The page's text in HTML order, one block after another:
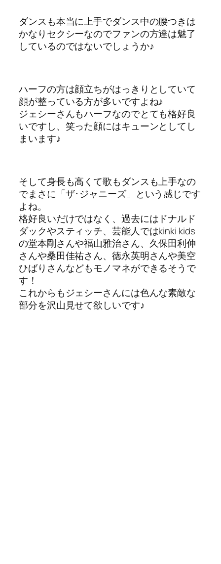
ダンスも本当に上手でダンス中の腰つきは
かなりセクシーなのでファンの方達は魅了
しているのではないでしょうか♪
ハーフの方は顔立ちがはっきりとしていて
顔が整っている方が多いですよね♪
ジェシーさんもハーフなのでとても格好良
いですし、笑った顔にはキューンとしてし
まいます♪
そして身長も高くて歌もダンスも上手なの
でまさに「ザ･ジャニーズ」という感じです
よね。
格好良いだけではなく、過去にはドナルド
ダックやスティッチ、芸能人ではkinki kids
の堂本剛さんや福山雅治さん、久保田利伸
さんや桑田佳祐さん、徳永英明さんや美空
ひばりさんなどもモノマネができるそうで
す！
これからもジェシーさんには色んな素敵な
部分を沢山見せて欲しいです♪